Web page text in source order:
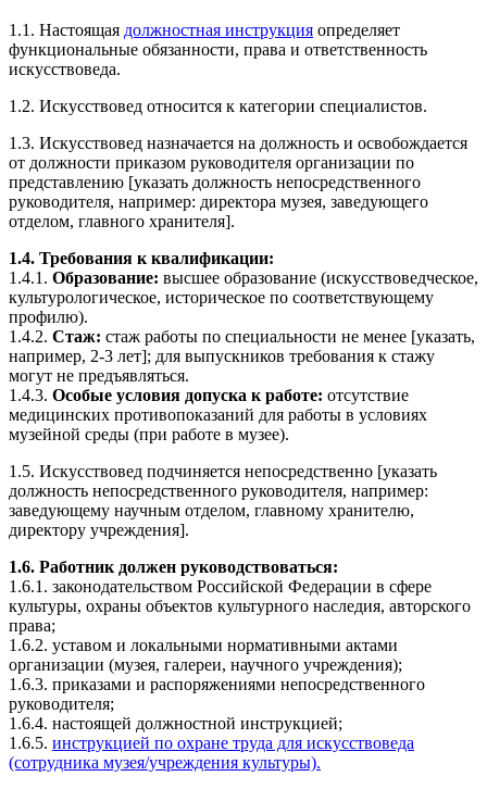
1.1. Настоящая должностная инструкция определяет
функциональные обязанности, права и ответственность
искусствоведа.
1.2. Искусствовед относится к категории специалистов.
1.3. Искусствовед назначается на должность и освобождается
от должности приказом руководителя организации по
представлению [указать должность непосредственного
руководителя, например: директора музея, заведующего
отделом, главного хранителя].
1.4. Требования к квалификации:
1.4.1. Образование: высшее образование (искусствоведческое,
культурологическое, историческое по соответствующему
профилю).
1.4.2. Стаж: стаж работы по специальности не менее [указать,
например, 2-3 лет]; для выпускников требования к стажу
могут не предъявляться.
1.4.3. Особые условия допуска к работе: отсутствие
медицинских противопоказаний для работы в условиях
музейной среды (при работе в музее).
1.5. Искусствовед подчиняется непосредственно [указать
должность непосредственного руководителя, например:
заведующему научным отделом, главному хранителю,
директору учреждения].
1.6. Работник должен руководствоваться:
1.6.1. законодательством Российской Федерации в сфере
культуры, охраны объектов культурного наследия, авторского
права;
1.6.2. уставом и локальными нормативными актами
организации (музея, галереи, научного учреждения);
1.6.3. приказами и распоряжениями непосредственного
руководителя;
1.6.4. настоящей должностной инструкцией;
1.6.5. инструкцией по охране труда для искусствоведа
(сотрудника музея/учреждения культуры).